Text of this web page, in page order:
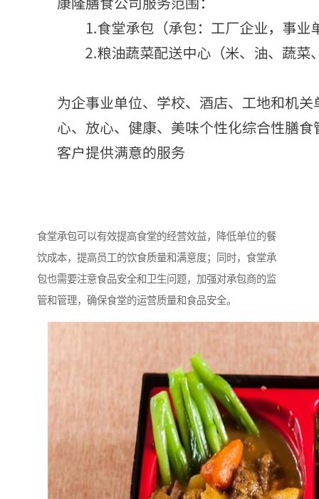
食堂承包可以有效提高食堂的经营效益，降低单位的餐
饮成本，提高员工的饮食质量和满意度；同时，食堂承
包也需要注意食品安全和卫生问题，加强对承包商的监
管和管理，确保食堂的运营质量和食品安全。